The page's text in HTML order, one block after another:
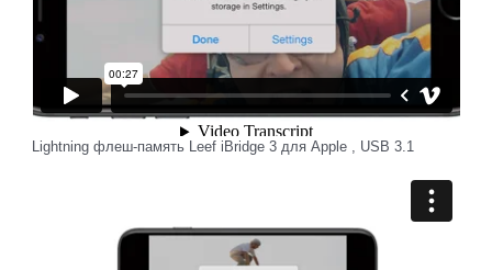
Lightning флеш-память Leef iBridge 3 для Apple , USB 3.1